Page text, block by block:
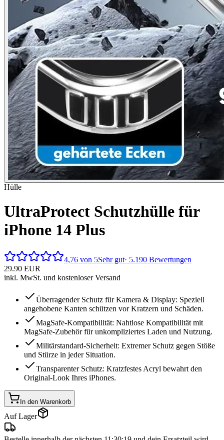
Hülle
UltraProtect Schutzhülle für
iPhone 14 Plus
4,76 von 5Sehr gut· 5.190 Bewertungen
29.90 EUR
inkl. MwSt. und kostenloser Versand
Überragender Schutz für Kamera & Display: Speziell
angehobene Kanten schützen vor Kratzern und Schäden.
MagSafe-Kompatibilität: Nahtlose Kompatibilität mit
MagSafe-Zubehör für unkompliziertes Laden und Nutzung.
Militärstandard-Sicherheit: Extremer Schutz gegen Stöße
und Stürze in jeder Situation.
Transparenter Schutz: Kratzfestes Acryl bewahrt den
Original-Look Ihres iPhones.
In den Warenkorb
Auf Lager